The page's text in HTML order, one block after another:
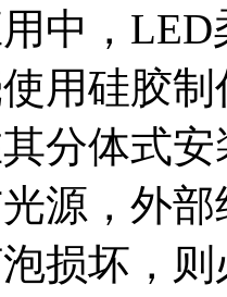
，LED
用硅胶
分体式
源，外
损坏，